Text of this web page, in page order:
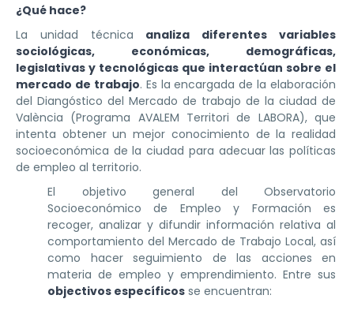
¿Qué hace?
La unidad técnica analiza diferentes variables
sociológicas, económicas, demográficas,
legislativas y tecnológicas que interactúan sobre el
mercado de trabajo. Es la encargada de la elaboración
del Diangóstico del Mercado de trabajo de la ciudad de
València (Programa AVALEM Territori de LABORA), que
intenta obtener un mejor conocimiento de la realidad
socioeconómica de la ciudad para adecuar las políticas
de empleo al territorio.
El objetivo general del Observatorio
Socioeconómico de Empleo y Formación es
recoger, analizar y difundir información relativa al
comportamiento del Mercado de Trabajo Local, así
como hacer seguimiento de las acciones en
materia de empleo y emprendimiento. Entre sus
objectivos específicos se encuentran: